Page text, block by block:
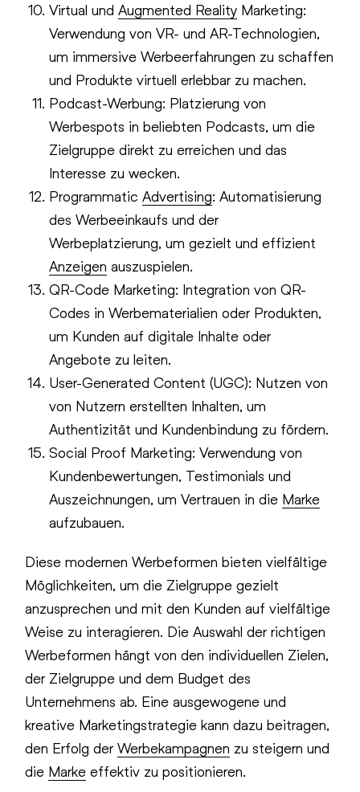
Virtual undAugmented Reality Marketing:
Verwendung von VR- und AR-Technologien,
um immersive Werbeerfahrungen zu schaffen
und Produkte virtuell erlebbar zu machen.
Podcast-Werbung: Platzierung von
Werbespots in beliebten Podcasts, um die
Zielgruppe direkt zu erreichen und das
Interesse zu wecken.
ProgrammaticAdvertising: Automatisierung
des Werbeeinkaufs und der
Werbeplatzierung, um gezielt und effizient
Anzeigen auszuspielen.
QR-Code Marketing: Integration von QR-
Codes in Werbematerialien oder Produkten,
um Kunden auf digitale Inhalte oder
Angebote zu leiten.
User-Generated Content (UGC): Nutzen von
von Nutzern erstellten Inhalten, um
Authentizität und Kundenbindung zu fördern.
Social Proof Marketing: Verwendung von
Kundenbewertungen, Testimonials und
Auszeichnungen, um Vertrauen in die Marke
aufzubauen.
Diese modernen Werbeformen bieten vielfältige
Möglichkeiten, um die Zielgruppe gezielt
anzusprechen und mit den Kunden auf vielfältige
Weise zu interagieren. Die Auswahl der richtigen
Werbeformen hängt von den individuellen Zielen,
der Zielgruppe und dem Budget des
Unternehmens ab. Eine ausgewogene und
kreative Marketingstrategie kann dazu beitragen,
den Erfolg derWerbekampagnen zu steigern und
die Marke effektiv zu positionieren.